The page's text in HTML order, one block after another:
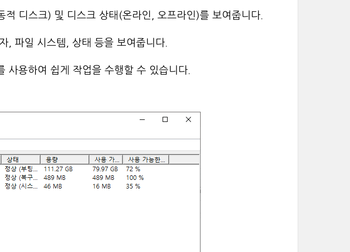
디스크) 및 디스크 상태(온라인, 오프라인)를 보여줍니다.
, 파일 시스템, 상태 등을 보여줍니다.
사용하여 쉽게 작업을 수행할 수 있습니다.